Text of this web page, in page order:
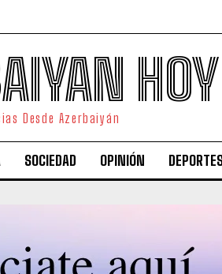
HOY
Desde Azerbaiyán
SOCIEDAD OPINIÓN